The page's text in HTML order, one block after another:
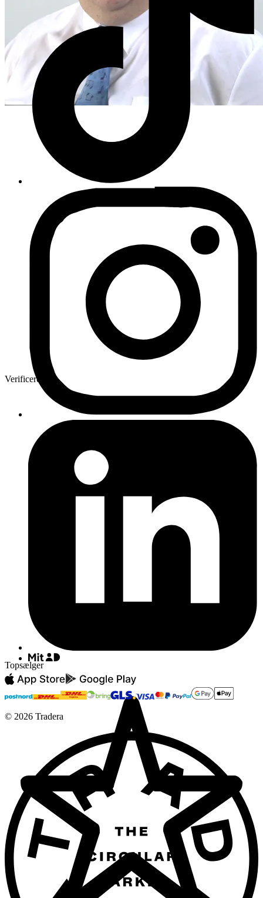
Verificeret
Topsælger
© 2026 Tradera